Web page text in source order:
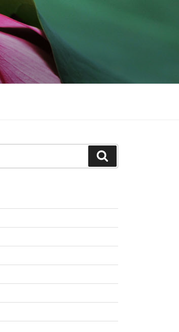
。这些做法的目的，是使一个XHTML网页能够被
索